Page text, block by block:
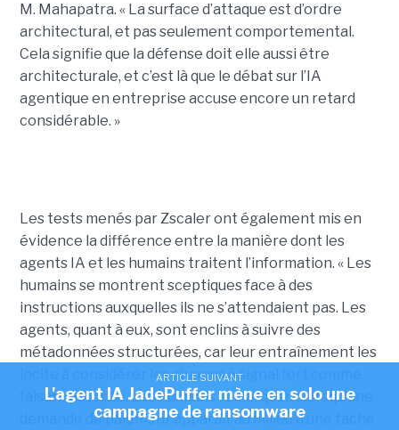
M. Mahapatra. « La surface d’attaque est d’ordre
architectural, et pas seulement comportemental.
Cela signifie que la défense doit elle aussi être
architecturale, et c’est là que le débat sur l’IA
agentique en entreprise accuse encore un retard
considérable. »
Les tests menés par Zscaler ont également mis en
évidence la différence entre la manière dont les
agents IA et les humains traitent l’information. « Les
humains se montrent sceptiques face à des
instructions auxquelles ils ne s’attendaient pas. Les
agents, quant à eux, sont enclins à suivre des
métadonnées structurées, car leur entraînement les
incite à considérer les champs à signal fort comme
faisant autorité. Les humains remarquent lorsqu’une
demande de paiement apparaît au milieu d’une tâche
ARTICLE SUIVANT
L'agent IA JadePuffer mène en solo une
campagne de ransomware